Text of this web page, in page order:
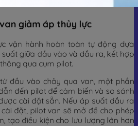
giảm áp thủy lực
vận hành hoàn toàn tự động dựa
giữa đầu vào và đầu ra, kết hợp
qua cụm pilot.
đầu vào chảy qua van, một phần
đến pilot để cảm biến và so sánh
cài đặt sẵn. Nếu áp suất đầu ra
đặt, pilot van sẽ mở để cho phép
tạo điều kiện cho lưu lượng lớn hơn